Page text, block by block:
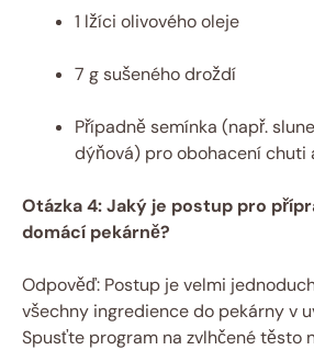
1 lžíci olivového oleje
7 g sušeného droždí
Případně semínka (např.
dýňová) pro obohacení chuti
Otázka 4: Jaký je postup pro
domácí pekárně?
Odpověď: Postup je velmi
všechny ingredience do pekárny v
Spusťte program na zvlhčené těsto